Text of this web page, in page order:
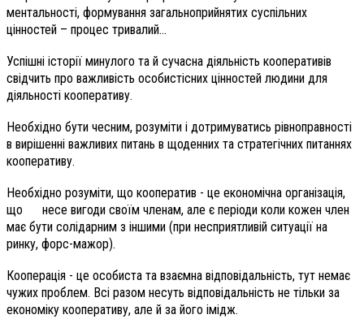
ментальності, формування загальноприйнятих суспільних
цінностей – процес тривалий...
Успішні історії минулого та й сучасна діяльність кооперативів
свідчить про важливість особистісних цінностей людини для
діяльності кооперативу.
Необхідно бути чесним, розуміти і дотримуватись рівноправності
в вирішенні важливих питань в щоденних та стратегічних питаннях
кооперативу.
Необхідно розуміти, що кооператив - це економічна організація,
що несе вигоди своїм членам, але є періоди коли кожен член
має бути солідарним з іншими (при несприятливій ситуації на
ринку, форс-мажор).
Кооперація - це особиста та взаємна відповідальність, тут немає
чужих проблем. Всі разом несуть відповідальність не тільки за
економіку кооперативу, але й за його імідж.